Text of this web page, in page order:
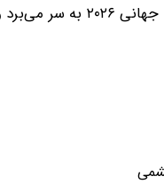
تیم ملی فوتبال ایران در حال حاضر در